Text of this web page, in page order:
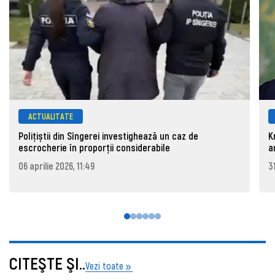
ACTUALITATE
Polițiștii din Sîngerei investighează un caz de
escrocherie în proporții considerabile
06 aprilie 2026, 11:49
CITEŞTE ŞI..Vezi toate